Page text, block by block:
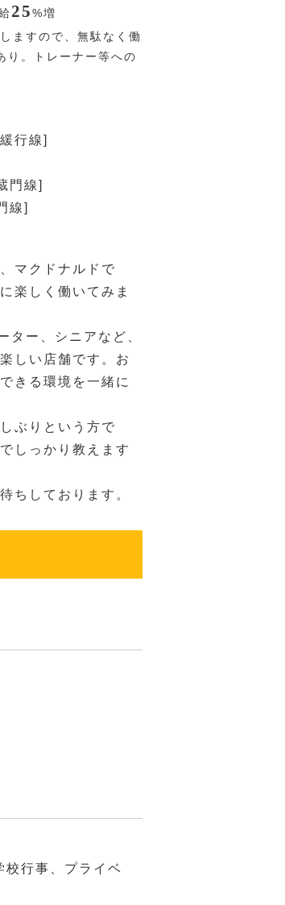
25%増
ますので、無駄なく働
り。トレーナー等への
行線]
門線]
線]
マクドナルドで
楽しく働いてみま
ター、シニアなど、
しい店舗です。お
きる環境を一緒に
ぶりという方で
しっかり教えます
ちしております。
行事、プライベ